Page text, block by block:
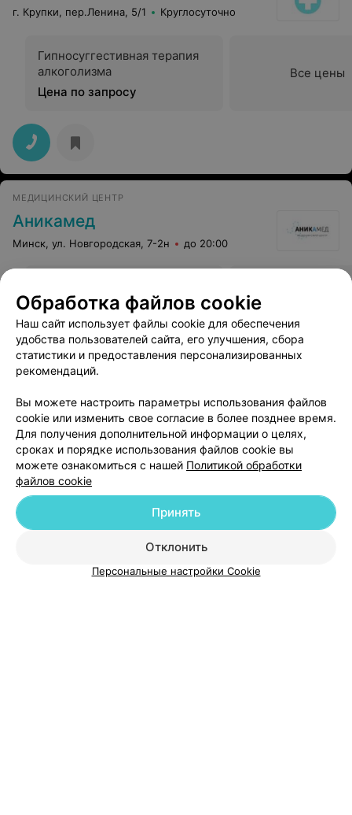
г. Крупки, пер.Ленина, 5/1 Круглосуточно
Гипносуггестивная терапия
алкоголизма
Цена по запросу
Все цены
МЕДИЦИНСКИЙ ЦЕНТР
Аникамед
Минск, ул. Новгородская, 7-2н до 20:00
гипнотерапии
Цена по запросу
Добавить специалиста
Обработка файлов cookie
Наш сайт использует файлы cookie для обеспечения
удобства пользователей сайта, его улучшения, сбора
статистики и предоставления персонализированных
рекомендаций.
Вы можете настроить параметры использования файлов
cookie или изменить свое согласие в более позднее время.
Для получения дополнительной информации о целях,
сроках и порядке использования файлов cookie вы
можете ознакомиться с нашей Политикой обработки
файлов cookie
Отклонить
Принять
Персональные настройки Cookie